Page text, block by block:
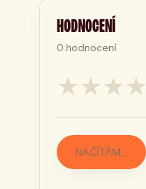
HODNOCENÍ
0 hodnocení
★★★★
NAČÍTÁM…